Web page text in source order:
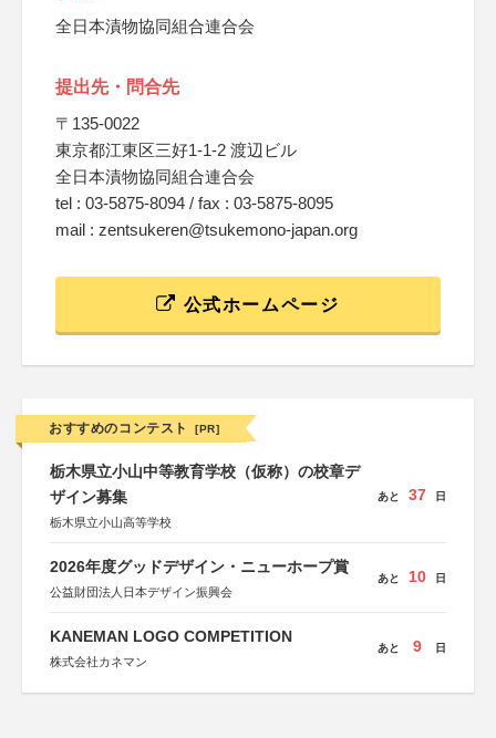
全日本漬物協同組合連合会
提出先・問合先
〒135-0022
東京都江東区三好1-1-2 渡辺ビル
全日本漬物協同組合連合会
tel : 03-5875-8094 / fax : 03-5875-8095
mail : zentsukeren@tsukemono-japan.org
公式ホームページ
おすすめのコンテスト [PR]
栃木県立小山中等教育学校（仮称）の校章デ
ザイン募集
栃木県立小山高等学校
あと 37 日
2026年度グッドデザイン・ニューホープ賞
公益財団法人日本デザイン振興会
あと 10 日
KANEMAN LOGO COMPETITION
株式会社カネマン
あと 9 日